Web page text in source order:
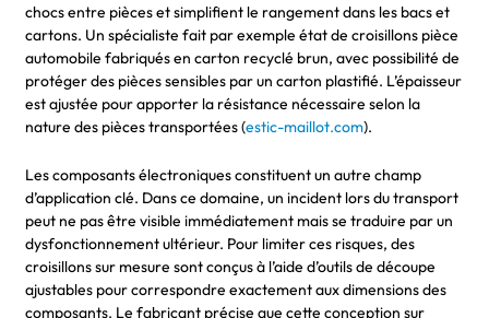
chocs entre pièces et simplifient le rangement dans les bacs et
cartons. Un spécialiste fait par exemple état de croisillons pièce
automobile fabriqués en carton recyclé brun, avec possibilité de
protéger des pièces sensibles par un carton plastifié. L’épaisseur
est ajustée pour apporter la résistance nécessaire selon la
nature des pièces transportées (estic-maillot.com).
Les composants électroniques constituent un autre champ
d’application clé. Dans ce domaine, un incident lors du transport
peut ne pas être visible immédiatement mais se traduire par un
dysfonctionnement ultérieur. Pour limiter ces risques, des
croisillons sur mesure sont conçus à l’aide d’outils de découpe
ajustables pour correspondre exactement aux dimensions des
composants. Le fabricant précise que cette conception sur